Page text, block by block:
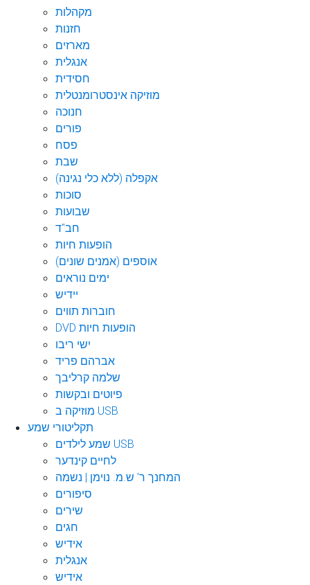
מקהלות
חזנות
מארזים
אנגלית
חסידית
מוזיקה אינסטרומנטלית
חנוכה
פורים
פסח
שבת
אקפלה (ללא כלי נגינה)
סוכות
שבועות
חב"ד
הופעות חיות
אוספים (אמנים שונים)
ימים נוראים
יידיש
חוברות תווים
DVD הופעות חיות
ישי ריבו
אברהם פריד
שלמה קרליבך
פיוטים ובקשות
מוזיקה ב USB
תקליטורי שמע
שמע לילדים USB
לחיים קינדער
המחנך ר' ש.מ. נוימן | נשמה
סיפורים
שירים
חגים
אידיש
אנגלית
אידיש